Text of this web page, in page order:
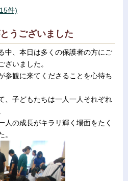
件)
うございました
中、本日は多くの保護者の方にご
ざいました。
参観に来てくださることを心待ち
、子どもたちは一人一人それぞれ
人の成長がキラリ輝く場面をたく
。